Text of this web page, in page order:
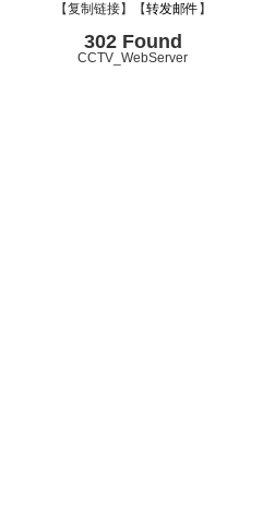
【复制链接】【转发邮件 】
302 Found
CCTV_WebServer